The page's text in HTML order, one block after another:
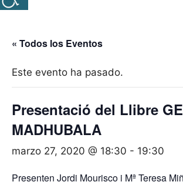
« Todos los Eventos
Este evento ha pasado.
Presentació del Llibre
MADHUBALA
marzo 27, 2020 @ 18:30 - 19:30
Presenten Jordi Mourisco i Mª Teresa